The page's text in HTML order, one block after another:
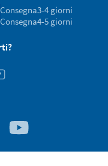
Consegna3-4 giorni
Consegna4-5 giorni